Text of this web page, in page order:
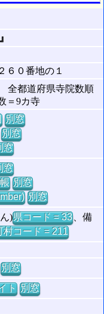
６０番地の１
都道府県寺院数順
＝9カ寺
別窓
別窓
窓
窓
別窓
別窓
)県コード = 33、備
村コード = 211
別窓
ト 別窓